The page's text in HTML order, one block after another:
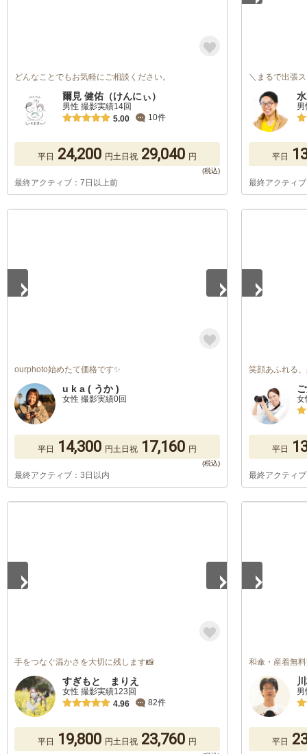
どんなことでもお気軽にご相談ください。
爾見 健佑（けんにぃ）
男性 撮影実績14回
5.00
10件
平日 24,200 円土日祝 29,040 円
最終アクティブ：7日以上前
＼まるで出張
平日
最終アクティ
ourphoto始めたて価格です✨
u k a ( うか )
女性 撮影実績0回
平日 14,300 円土日祝 17,160 円
最終アクティブ：3日以内
笑顔あふれる
女
平日
最終アクティ
手をつなぐ温かさを大切に残します📸
すぎもと まりえ
女性 撮影実績123回
4.96
82件
平日 19,800 円土日祝 23,760 円
和傘・産着無
平日